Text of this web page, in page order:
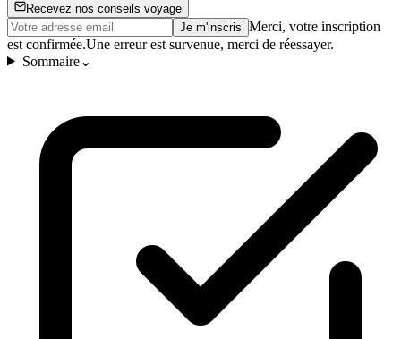
Recevez nos conseils voyage
Je m'inscris Merci, votre inscription
est confirmée.Une erreur est survenue, merci de réessayer.
Sommaire⌄